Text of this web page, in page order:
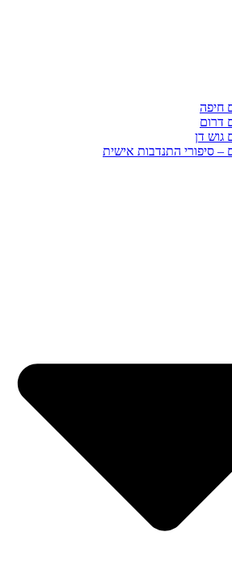
חיפה
דרום
גוש דן
– סיפורי התנדבות אישית